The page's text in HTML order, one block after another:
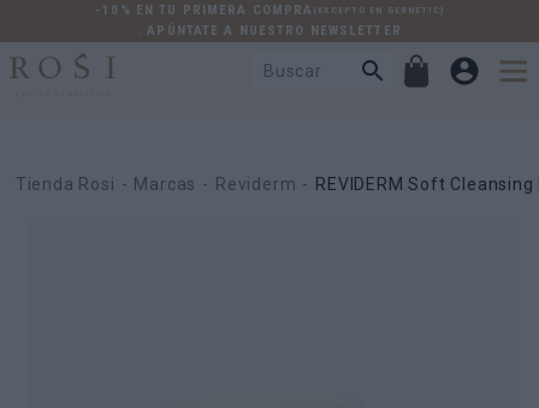
-10% EN TU PRIMERA COMPRA (EXCEPTO EN GERNETIC)
. APÚNTATE A NUESTRO NEWSLETTER
Tienda Rosi Marcas Reviderm REVIDERM Soft